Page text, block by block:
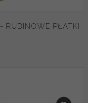
RUBINOWE PŁATKI